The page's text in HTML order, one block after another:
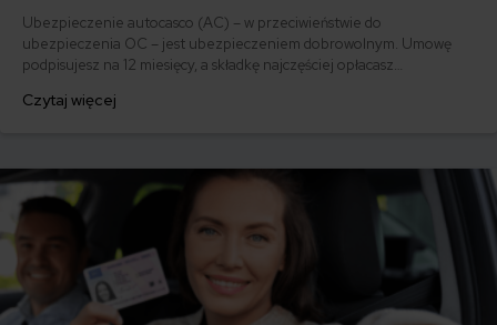
Ubezpieczenie autocasco (AC) – w przeciwieństwie do
ubezpieczenia OC – jest ubezpieczeniem dobrowolnym. Umowę
podpisujesz na 12 miesięcy, a składkę najczęściej opłacasz
ofertę lub zdecydowałeś się sprzedać samochód w trakcie trwania
Czytaj więcej